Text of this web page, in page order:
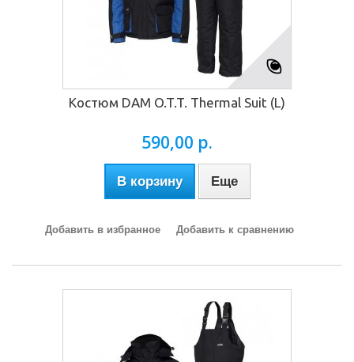
Костюм DAM O.T.T. Thermal Suit (L)
590,00 р.
В корзину Еще
Добавить в избранное Добавить к сравнению